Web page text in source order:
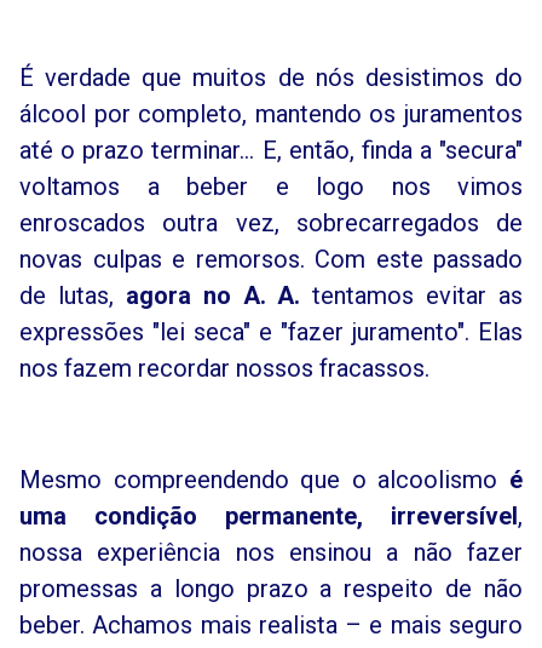
É verdade que muitos de nós desistimos do
álcool por completo, mantendo os juramentos
até o prazo terminar... E, então, finda a "secura"
voltamos a beber e logo nos vimos
enroscados outra vez, sobrecarregados de
novas culpas e remorsos. Com este passado
de lutas, agora no A. A. tentamos evitar as
expressões "lei seca" e "fazer juramento". Elas
nos fazem recordar nossos fracassos.
Mesmo compreendendo que o alcoolismo é
uma condição permanente, irreversível,
nossa experiência nos ensinou a não fazer
promessas a longo prazo a respeito de não
beber. Achamos mais realista – e mais seguro